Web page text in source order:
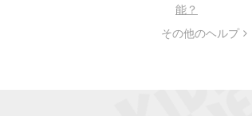
能？
その他のヘルプ